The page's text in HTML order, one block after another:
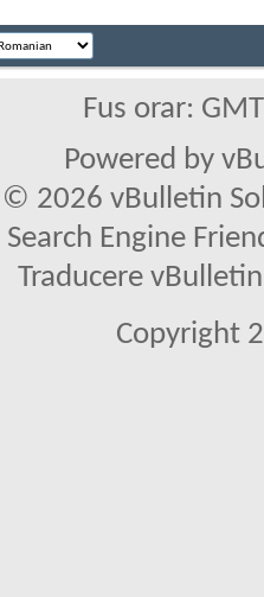
Fus orar:
Powered by
2026 vBulletin
Search Engine
Traducere
Copyright